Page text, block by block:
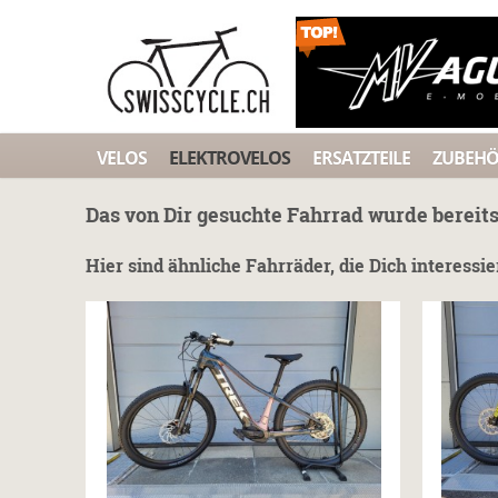
VELOS ELEKTROVELOS ERSATZTEILE
Das von Dir gesuchte Fahrrad wurde
Hier sind ähnliche Fahrräder, die Dich